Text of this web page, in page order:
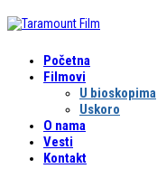
Početna
Filmovi
U bioskopima
Uskoro
O nama
Vesti
Kontakt